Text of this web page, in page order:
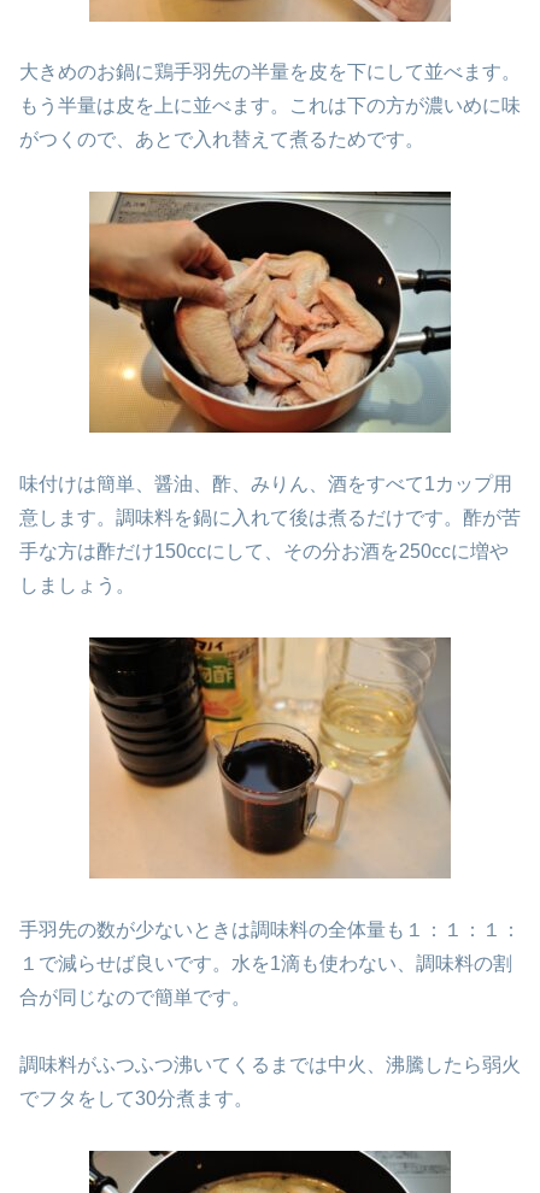
大きめのお鍋に鶏手羽先の半量を皮を下にして並べます。
もう半量は皮を上に並べます。これは下の方が濃いめに味
がつくので、あとで入れ替えて煮るためです。
味付けは簡単、醤油、酢、みりん、酒をすべて1カップ用
意します。調味料を鍋に入れて後は煮るだけです。酢が苦
手な方は酢だけ150ccにして、その分お酒を250ccに増や
しましょう。
手羽先の数が少ないときは調味料の全体量も１：１：１：
１で減らせば良いです。水を1滴も使わない、調味料の割
合が同じなので簡単です。
調味料がふつふつ沸いてくるまでは中火、沸騰したら弱火
でフタをして30分煮ます。